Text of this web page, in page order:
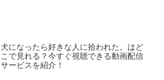
犬になったら好きな人に拾われた。はど
こで見れる？今すぐ視聴できる動画配信
サービスを紹介！